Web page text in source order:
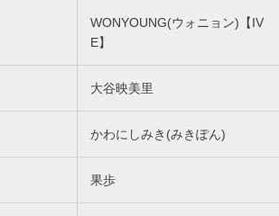
WONYOUNG(ウォニョン)【IV
E】
大谷映美里
かわにしみき(みきぽん)
果歩